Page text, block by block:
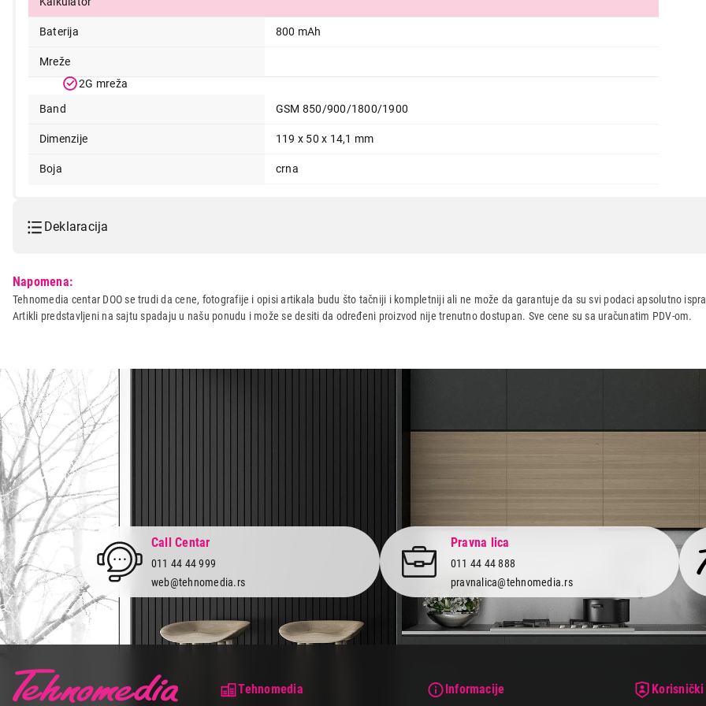
Baterija 800 mAh
Mreže
2G mreža
Band
GSM 850/900/1800/1900
Dimenzije 119 x 50 x 14,1 mm
Boja crna
Deklaracija
Naziv i vrsta robe:
MOBILNI TELEFON
Uvoznik:
MS Mobile doo
Napomena:
Tehnomedia centar DOO se trudi da cene, fotografije i opisi artikala budu što tačniji i kompletniji ali ne može da garantuje da su svi podaci apsolutno
Artikli predstavljeni na sajtu spadaju u našu ponudu i može se desiti da određeni proizvod nije trenutno dostupan. Sve cene su sa uračunatim PDV-om.
Call Centar
011 44 44 999
web@tehnomedia.rs
Pravna lica
011 44 44 888
pravnalica@tehnomedia.rs
Tehnomedia Informacije